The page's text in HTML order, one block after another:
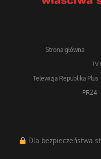
Strona główna
TV
Telewizja Republika Plus
PR24
Dla bezpieczeństwa